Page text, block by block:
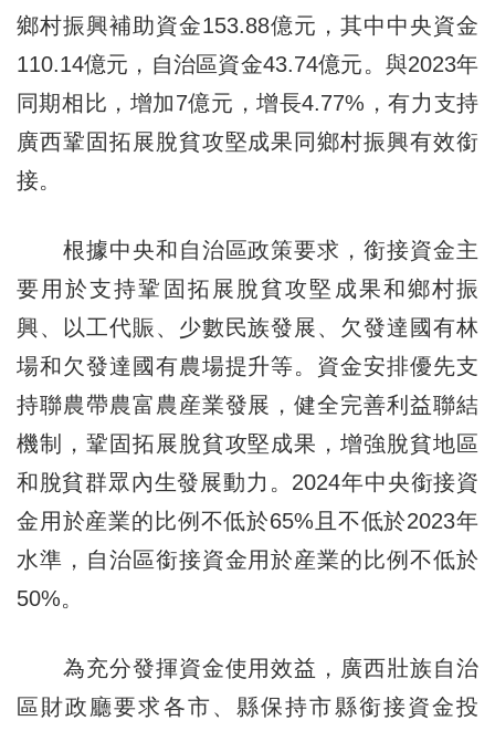
鄉村振興補助資金153.88億元，其中中央資金
110.14億元，自治區資金43.74億元。與2023年
同期相比，增加7億元，增長4.77%，有力支持
廣西鞏固拓展脫貧攻堅成果同鄉村振興有效銜
接。
根據中央和自治區政策要求，銜接資金主
要用於支持鞏固拓展脫貧攻堅成果和鄉村振
興、以工代賑、少數民族發展、欠發達國有林
場和欠發達國有農場提升等。資金安排優先支
持聯農帶農富農産業發展，健全完善利益聯結
機制，鞏固拓展脫貧攻堅成果，增強脫貧地區
和脫貧群眾內生發展動力。2024年中央銜接資
金用於産業的比例不低於65%且不低於2023年
水準，自治區銜接資金用於産業的比例不低於
50%。
為充分發揮資金使用效益，廣西壯族自治
區財政廳要求各市、縣保持市縣銜接資金投